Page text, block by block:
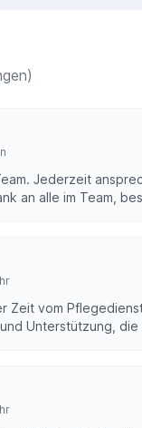
Jederzeit
an alle im Team,
Zeit vom
Unterstützung,